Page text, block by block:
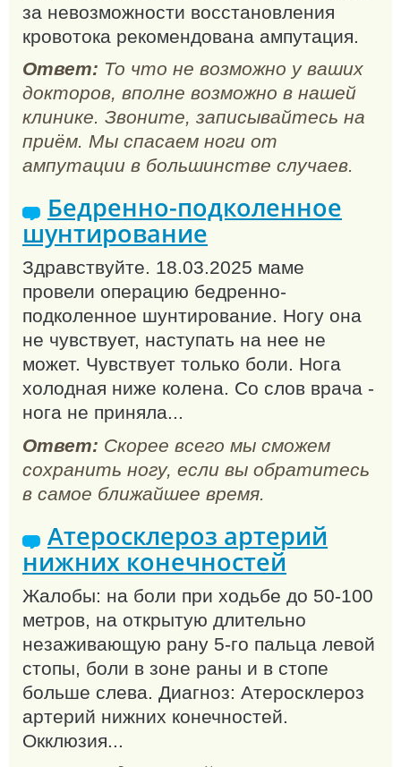
за невозможности восстановления
кровотока рекомендована ампутация.
Ответ: То что не возможно у ваших
докторов, вполне возможно в нашей
клинике. Звоните, записывайтесь на
приём. Мы спасаем ноги от
ампутации в большинстве случаев.
Бедренно-подколенное
шунтирование
Здравствуйте. 18.03.2025 маме
провели операцию бедренно-
подколенное шунтирование. Ногу она
не чувствует, наступать на нее не
может. Чувствует только боли. Нога
холодная ниже колена. Со слов врача -
нога не приняла...
Ответ: Скорее всего мы сможем
сохранить ногу, если вы обратитесь
в самое ближайшее время.
Атеросклероз артерий
нижних конечностей
Жалобы: на боли при ходьбе до 50-100
метров, на открытую длительно
незаживающую рану 5-го пальца левой
стопы, боли в зоне раны и в стопе
больше слева. Диагноз: Атеросклероз
артерий нижних конечностей.
Окклюзия...